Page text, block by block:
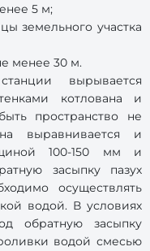
5 м;
земельного участка
менее 30 м.
вырывается
котлована и
пространство не
выравнивается и
100-150 мм и
засыпку пазух
осуществлять
водой. В условиях
обратную засыпку
водой смесью